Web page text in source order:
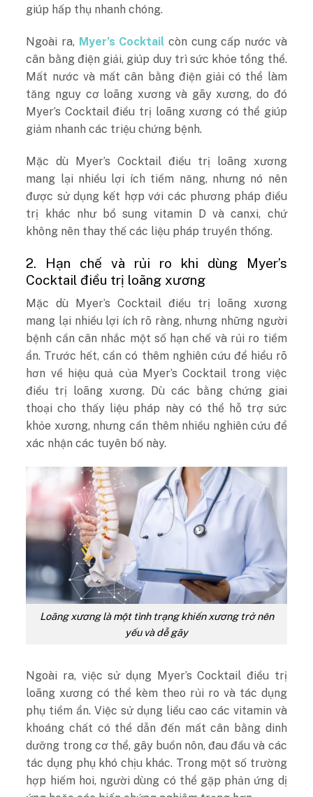
giúp hấp thụ nhanh chóng.
Ngoài ra, Myer’s Cocktail còn cung cấp nước và
cân bằng điện giải, giúp duy trì sức khỏe tổng thể.
Mất nước và mất cân bằng điện giải có thể làm
tăng nguy cơ loãng xương và gãy xương, do đó
Myer’s Cocktail điều trị loãng xương có thể giúp
giảm nhanh các triệu chứng bệnh.
Mặc dù Myer’s Cocktail điều trị loãng xương
mang lại nhiều lợi ích tiềm năng, nhưng nó nên
được sử dụng kết hợp với các phương pháp điều
trị khác như bổ sung vitamin D và canxi, chứ
không nên thay thế các liệu pháp truyền thống.
2. Hạn chế và rủi ro khi dùng Myer’s
Cocktail điều trị loãng xương
Mặc dù Myer’s Cocktail điều trị loãng xương
mang lại nhiều lợi ích rõ ràng, nhưng những người
bệnh cần cân nhắc một số hạn chế và rủi ro tiềm
ẩn. Trước hết, cần có thêm nghiên cứu để hiểu rõ
hơn về hiệu quả của Myer’s Cocktail trong việc
điều trị loãng xương. Dù các bằng chứng giai
thoại cho thấy liệu pháp này có thể hỗ trợ sức
khỏe xương, nhưng cần thêm nhiều nghiên cứu để
xác nhận các tuyên bố này.
Loãng xương là một tình trạng khiến xương trở nên
yếu và dễ gãy
Ngoài ra, việc sử dụng Myer’s Cocktail điều trị
loãng xương có thể kèm theo rủi ro và tác dụng
phụ tiềm ẩn. Việc sử dụng liều cao các vitamin và
khoáng chất có thể dẫn đến mất cân bằng dinh
dưỡng trong cơ thể, gây buồn nôn, đau đầu và các
tác dụng phụ khó chịu khác. Trong một số trường
hợp hiếm hoi, người dùng có thể gặp phản ứng dị